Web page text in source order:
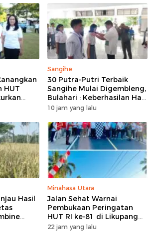
HUT
Pajak
Sangihe
30 Putra-Putri Terbaik
Sangihe Mulai Digembleng,
Bulahari : Keberhasilan Hari
Ini Bukan Garis Akhir Tapi
10 jam yang lalu
Hasil
Minahasa Utara
Jalan Sehat Warnai
Pembukaan Peringatan
HUT RI ke-81 di Likupang
Barat
22 jam yang lalu